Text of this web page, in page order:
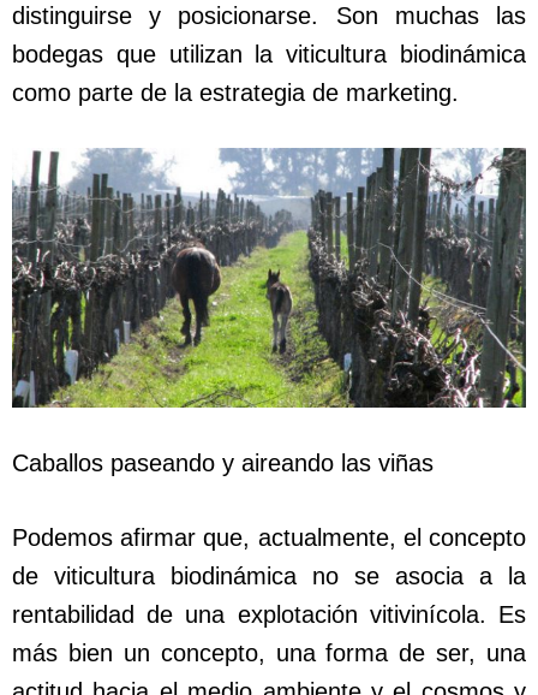
distinguirse y posicionarse. Son muchas las
bodegas que utilizan la viticultura biodinámica
como parte de la estrategia de marketing.
Caballos paseando y aireando las viñas
Podemos afirmar que, actualmente, el concepto
de viticultura biodinámica no se asocia a la
rentabilidad de una explotación vitivinícola. Es
más bien un concepto, una forma de ser, una